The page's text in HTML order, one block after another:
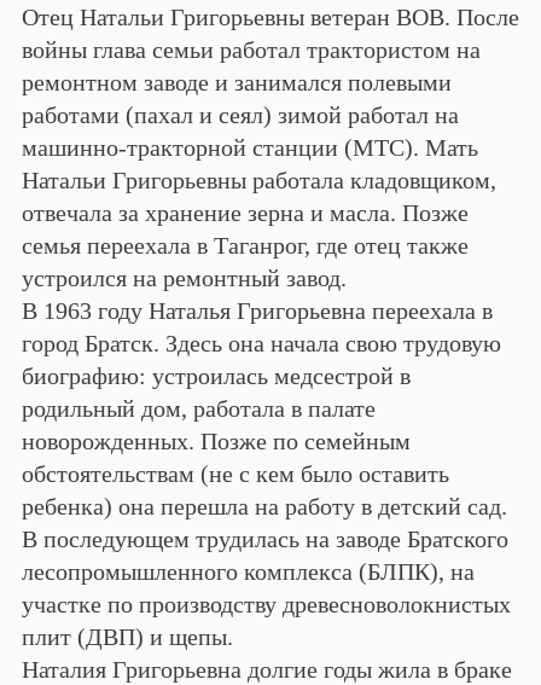
Отец Натальи Григорьевны ветеран ВОВ. После
войны глава семьи работал трактористом на
ремонтном заводе и занимался полевыми
работами (пахал и сеял) зимой работал на
машинно-тракторной станции (МТС). Мать
Натальи Григорьевны работала кладовщиком,
отвечала за хранение зерна и масла. Позже
семья переехала в Таганрог, где отец также
устроился на ремонтный завод.
В 1963 году Наталья Григорьевна переехала в
город Братск. Здесь она начала свою трудовую
биографию: устроилась медсестрой в
родильный дом, работала в палате
новорожденных. Позже по семейным
обстоятельствам (не с кем было оставить
ребенка) она перешла на работу в детский сад.
В последующем трудилась на заводе Братского
лесопромышленного комплекса (БЛПК), на
участке по производству древесноволокнистых
плит (ДВП) и щепы.
Наталия Григорьевна долгие годы жила в браке